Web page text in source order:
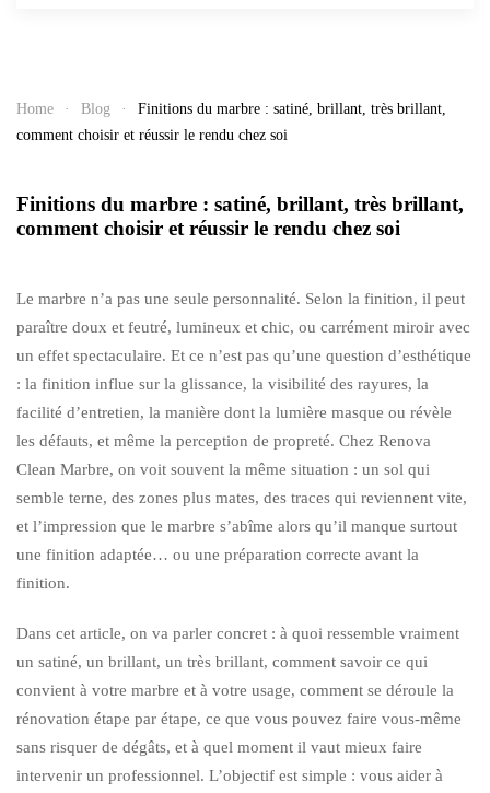
Home Blog
Finitions du marbre : satiné, brillant, très brillant,
comment choisir et réussir le rendu chez soi
Finitions du marbre : satiné, brillant, très brillant,
comment choisir et réussir le rendu chez soi
Le marbre n’a pas une seule personnalité. Selon la finition, il peut
paraître doux et feutré, lumineux et chic, ou carrément miroir avec
un effet spectaculaire. Et ce n’est pas qu’une question d’esthétique
: la finition influe sur la glissance, la visibilité des rayures, la
facilité d’entretien, la manière dont la lumière masque ou révèle
les défauts, et même la perception de propreté. Chez Renova
Clean Marbre, on voit souvent la même situation : un sol qui
semble terne, des zones plus mates, des traces qui reviennent vite,
et l’impression que le marbre s’abîme alors qu’il manque surtout
une finition adaptée… ou une préparation correcte avant la
finition.
Dans cet article, on va parler concret : à quoi ressemble vraiment
un satiné, un brillant, un très brillant, comment savoir ce qui
convient à votre marbre et à votre usage, comment se déroule la
rénovation étape par étape, ce que vous pouvez faire vous-même
sans risquer de dégâts, et à quel moment il vaut mieux faire
intervenir un professionnel. L’objectif est simple : vous aider à